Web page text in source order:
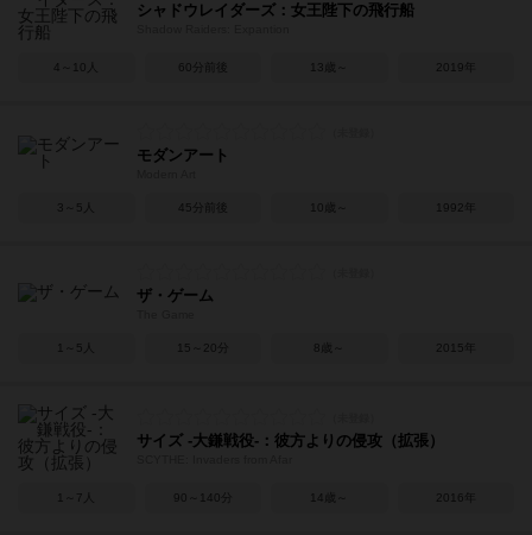
シャドウレイダーズ：女王陛下の飛行船
4～10人 60分前後 13歳～ 2019年
モダンアート
3～5人 45分前後 10歳～ 1992年
ザ・ゲーム
1～5人 15～20分 8歳～ 2015年
サイズ -大鎌戦役-：彼方よりの侵攻（拡張）
1～7人 90～140分 14歳～ 2016年